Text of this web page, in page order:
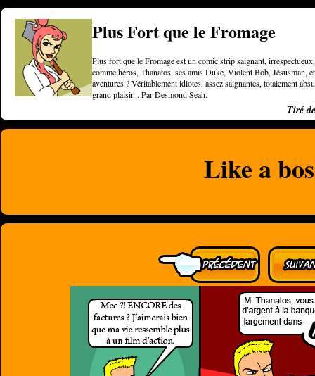
Plus Fort que le Fromage
Plus fort que le Fromage est un comic strip saignant,
comme héros, Thanatos, ses amis Duke, Violent Bob, Jésusman,
aventures ? Véritablement idiotes, assez saignantes, totalement
grand plaisir... Par Desmond Seah.
Tiré
Like a